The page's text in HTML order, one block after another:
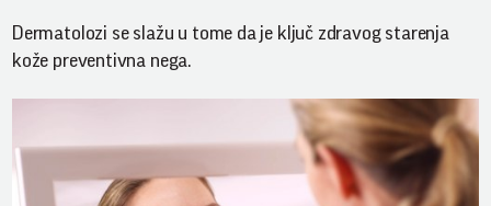
Dermatolozi se slažu u tome da je ključ zdravog starenja
kože preventivna nega.